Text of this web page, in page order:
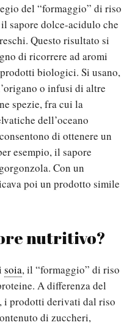
del “formaggio” di riso
sapore dolce-acidulo che
Questo risultato si
di ricorrere ad aromi
biologici. Si usano,
o infusi di altre
spezie, fra cui la
dell’oceano
di ottenere un
esempio, il sapore
Con un
poi un prodotto simile
nutritivo?
soia, il “formaggio” di riso
A differenza del
i prodotti derivati dal riso
di zuccheri,